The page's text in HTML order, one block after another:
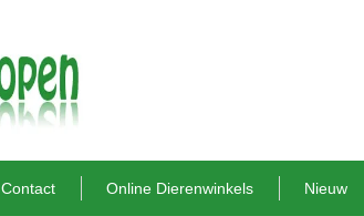
Contact Online Dierenwinkels Nieuw